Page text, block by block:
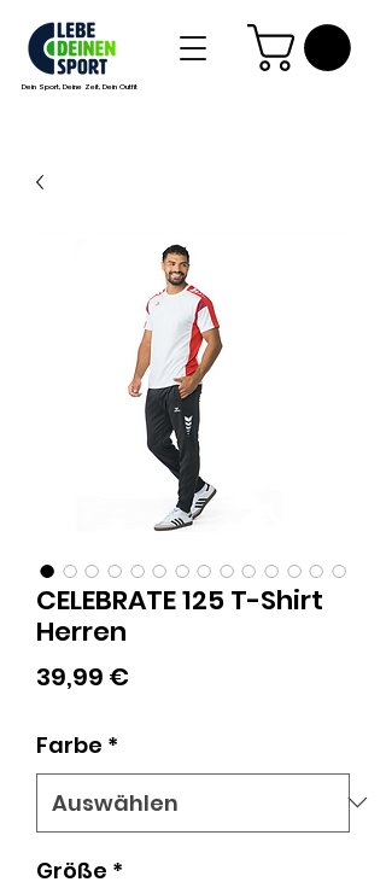
Dein Sport, Deine Zeit, Dein Outfit
CELEBRATE 125 T-Shirt
Herren
39,99 €Preis
Farbe *
Größe *